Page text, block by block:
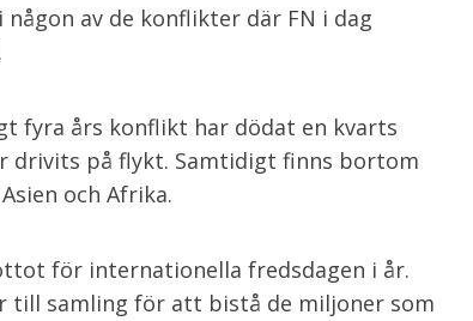
av de konflikter där FN i dag
fyra års konflikt har dödat en kvarts
drivits på flykt. Samtidigt finns bortom
och Afrika.
för internationella fredsdagen i år.
till samling för att bistå de miljoner som